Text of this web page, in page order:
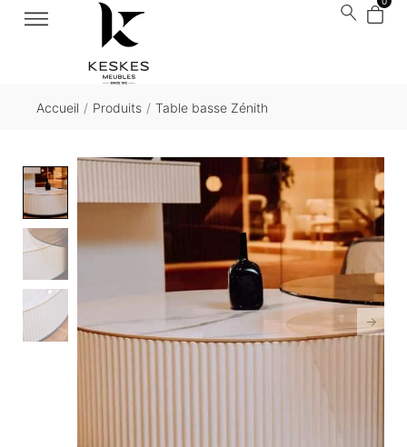
Accueil / Produits / Table basse Zénith